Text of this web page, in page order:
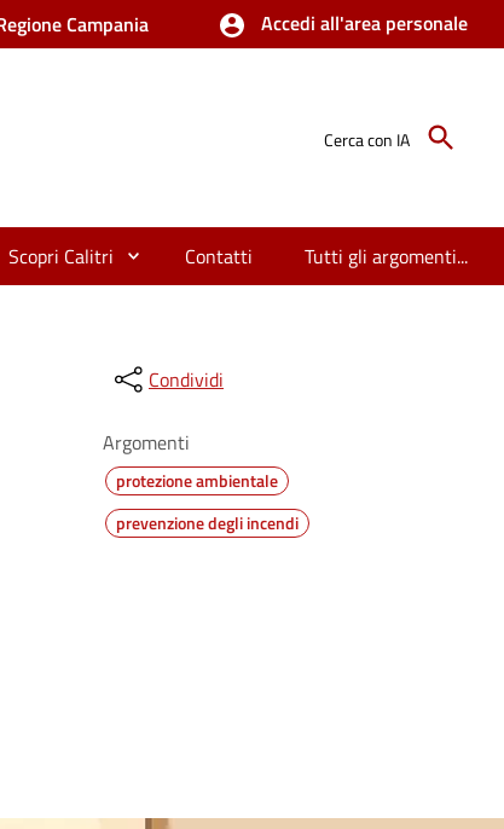
Campania Accedi all'area personale
Cerca con IA
Scopri Calitri Contatti Tutti gli argomenti...
Condividi
Argomenti
protezione ambientale
prevenzione degli incendi